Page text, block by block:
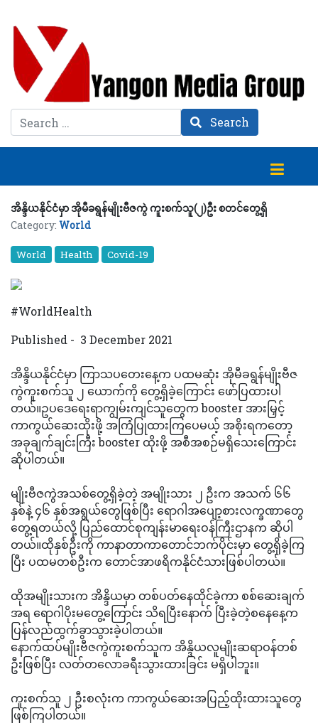
Search Search
အိန္ဒိယနိုင်ငံမှာ အိုမီခရွန်မျိုးဗီဇကွဲ ကူးစက်သူ(၂)ဦး စတင်တွေ့ရှိ
Category: World
World Health Covid-19
#WorldHealth
Published - 3 December 2021
အိန္ဒိယနိုင်ငံမှာ ကြာသပတေးနေ့က ပထမဆုံး အိုမီခရွန်မျိုးဗီဇ
ကွဲကူးစက်သူ ၂ ယောက်ကို တွေ့ရှိခဲ့ကြောင်း ဖော်ပြထားပါ
တယ်။ဥပဒေရေးရာကျွမ်းကျင်သူတွေက booster အားမြှင့်
ကာကွယ်ဆေးထိုးဖို့ အကြံပြုထားကြပေမယ့် အစိုးရကတော့
အခုချက်ချင်းကြီး booster ထိုးဖို့ အစီအစဉ်မရှိသေးကြောင်း
ဆိုပါတယ်။
မျိုးဗီဇကွဲအသစ်တွေ့ရှိခဲ့တဲ့ အမျိုးသား ၂ ဦးက အသက် ၆၆
နှစ်နဲ့ ၄၆ နှစ်အရွယ်တွေဖြစ်ပြီး ရောဂါအပျော့စားလက္ခဏာတွေ
တွေ့ရတယ်လို့ ပြည်ထောင်စုကျန်းမာရေးဝန်ကြီးဌာနက ဆိုပါ
တယ်။ထိုနှစ်ဦးကို ကာနာတာကာတောင်ဘက်ပိုင်းမှာ တွေ့ရှိခဲ့ကြ
ပြီး ပထမတစ်ဦးက တောင်အာဖရိကနိုင်ငံသားဖြစ်ပါတယ်။
ထိုအမျိုးသားက အိန္ဒိယမှာ တစ်ပတ်နေထိုင်ခဲ့ကာ စစ်ဆေးချက်
အရ ရောဂါပိုးမတွေ့ကြောင်း သိရပြီးနောက် ပြီးခဲ့တဲ့စနေနေ့က
ပြန်လည်ထွက်ခွာသွားခဲ့ပါတယ်။
နောက်ထပ်မျိုးဗီဇကွဲကူးစက်သူက အိန္ဒိယလူမျိုးဆရာဝန်တစ်
ဦးဖြစ်ပြီး လတ်တလောခရီးသွားထားခြင်း မရှိပါဘူး။
ကူးစက်သူ ၂ ဦးစလုံးက ကာကွယ်ဆေးအပြည့်ထိုးထားသူတွေ
ဖြစ်ကြပါတယ်။